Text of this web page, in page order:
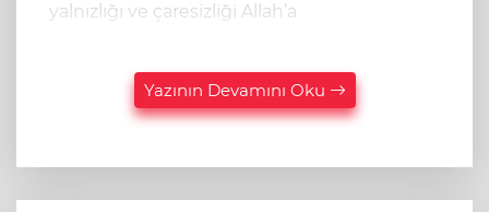
yalnızlığı ve çaresizliği Allah’a
Yazının Devamını Oku